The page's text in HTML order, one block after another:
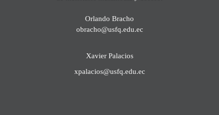
Orlando Bracho
obracho@usfq.edu.ec
Xavier Palacios
xpalacios@usfq.edu.ec